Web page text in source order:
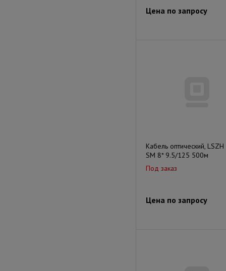
Цена по запросу
Кабель оптический, LSZH
SM 8* 9.5/125 500м
Под заказ
Цена по запросу